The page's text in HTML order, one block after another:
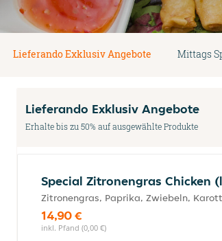
Lieferando Exklusiv Angebote Mittags
Lieferando Exklusiv Angebote
Erhalte bis zu 50% auf ausgewählte Produkte
Special Zitronengras Chicken
Zitronengras, Paprika, Zwiebeln,
14,90 €
inkl. Pfand (0,00 €)